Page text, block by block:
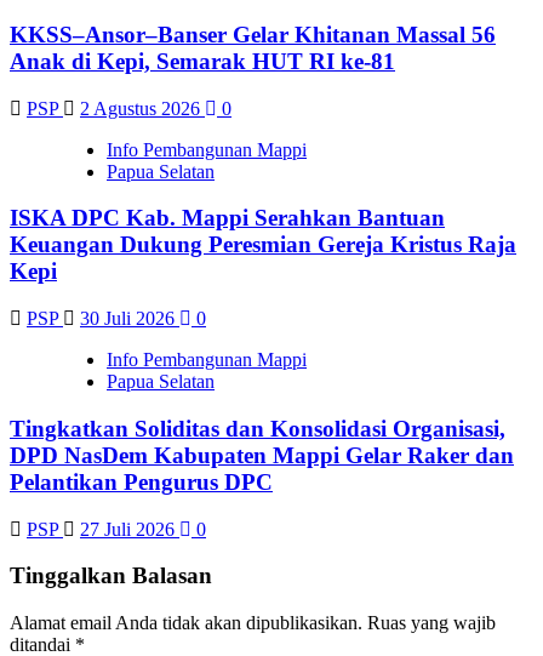
KKSS–Ansor–Banser Gelar Khitanan Massal 56
Anak di Kepi, Semarak HUT RI ke-81
PSP 2 Agustus 2026
0
Info Pembangunan Mappi
Papua Selatan
ISKA DPC Kab. Mappi Serahkan Bantuan
Keuangan Dukung Peresmian Gereja Kristus Raja
Kepi
PSP 30 Juli 2026
0
Info Pembangunan Mappi
Papua Selatan
Tingkatkan Soliditas dan Konsolidasi Organisasi,
DPD NasDem Kabupaten Mappi Gelar Raker dan
Pelantikan Pengurus DPC
PSP 27 Juli 2026 0
Tinggalkan Balasan
Alamat email Anda tidak akan dipublikasikan. Ruas yang wajib
ditandai *